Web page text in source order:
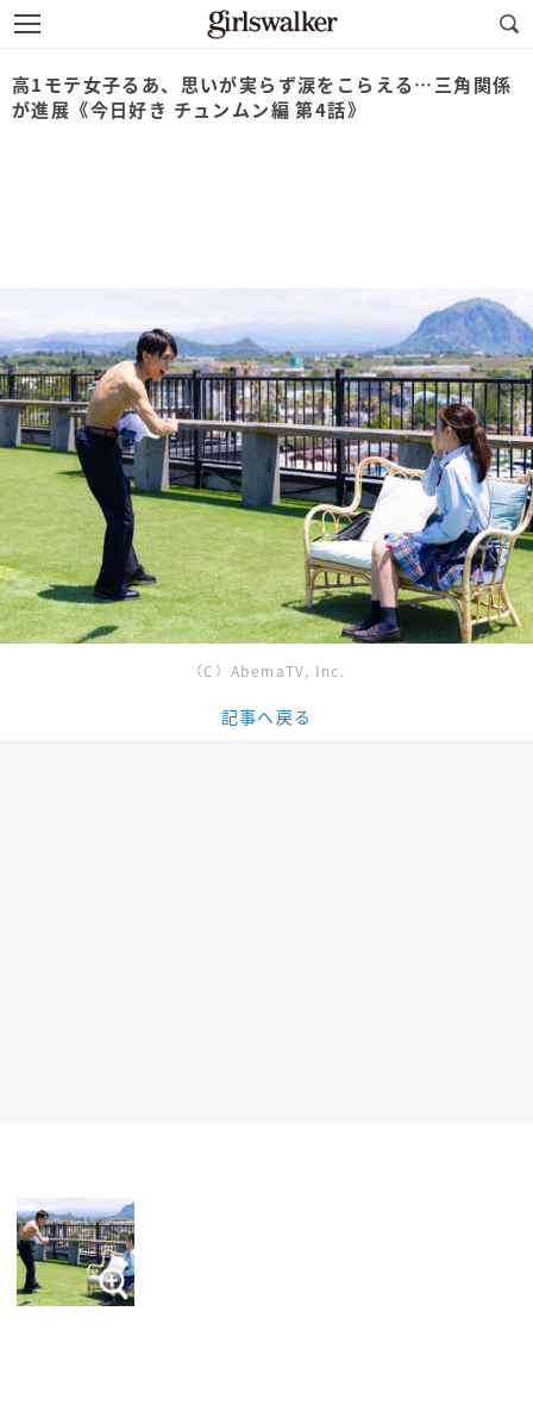
高1モテ女子るあ、思いが実らず涙をこらえる…三角関係
が進展《今日好き チュンムン編 第4話》
（C）AbemaTV, Inc.
記事へ戻る